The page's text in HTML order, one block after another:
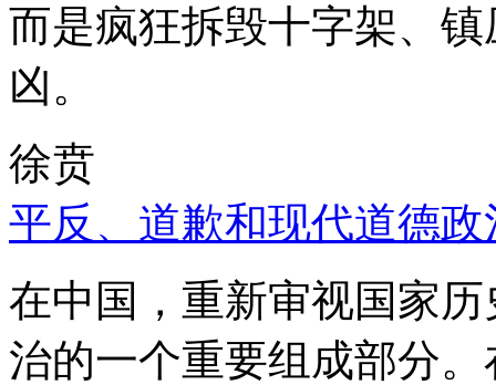
而是疯狂拆毁十字架、
凶。
徐贲
平反、道歉和现代道德政
在中国，重新审视国家
治的一个重要组成部分